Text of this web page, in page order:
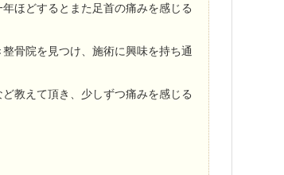
ほどするとまた足首の痛みを感じる
骨院を見つけ、施術に興味を持ち通
教えて頂き、少しずつ痛みを感じる